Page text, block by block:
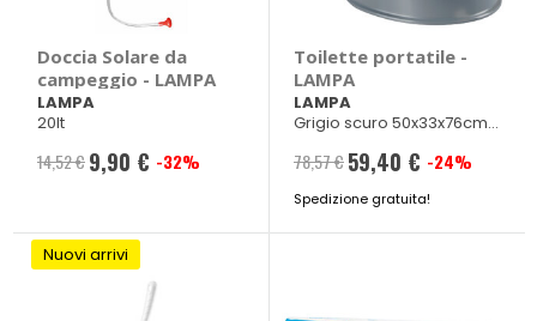
Doccia Solare da
campeggio - LAMPA
LAMPA
20lt
14,52 € Prezzo
9,90 € -32%
Toilette portatile -
LAMPA
LAMPA
Grigio scuro 50x33x76cm
78,57 € Prezzo
speciale
59,40 € -24%
Spedizione gratuita!
Nuovi arrivi